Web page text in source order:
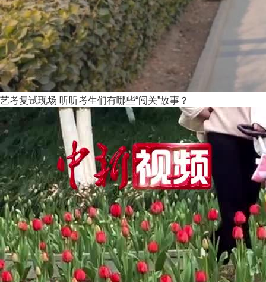
艺考复试现场 听听考生们有哪些“闯关”故事？